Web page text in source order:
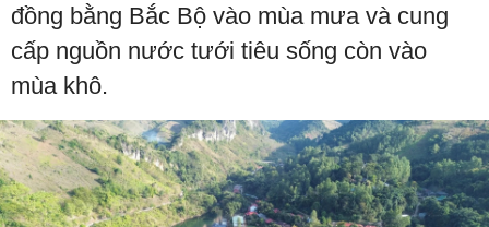
đồng bằng Bắc Bộ vào mùa mưa và cung
cấp nguồn nước tưới tiêu sống còn vào
mùa khô.